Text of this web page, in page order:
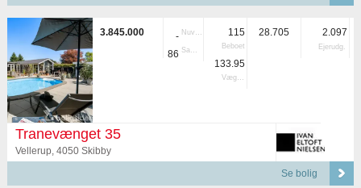
3.845.000 - Nuvær.
86 Samlet
115
Beboet
133.95
Vægtet
28.705 2.097
Ejerudg.
Tranevænget 35
Vellerup, 4050 Skibby
Se bolig